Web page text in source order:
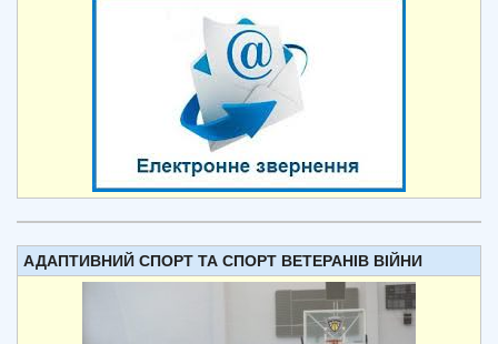
АДАПТИВНИЙ СПОРТ ТА СПОРТ ВЕТЕРАНІВ ВІЙНИ